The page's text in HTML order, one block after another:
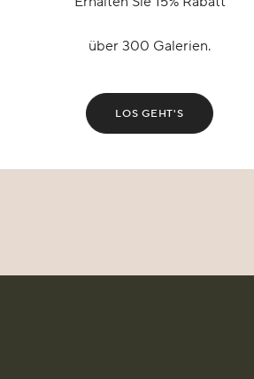
über 300 Galerien.
LOS GEHT'S